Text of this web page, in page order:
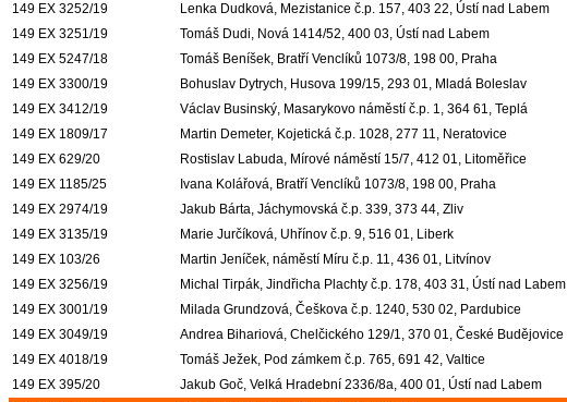
149 EX 3252/19
Lenka Dudková, Mezistanice č.p. 157, 403 22, Ústí nad Labem
149 EX 3251/19
Tomáš Dudi, Nová 1414/52, 400 03, Ústí nad Labem
149 EX 5247/18
Tomáš Beníšek, Bratří Venclíků 1073/8, 198 00, Praha
149 EX 3300/19
Bohuslav Dytrych, Husova 199/15, 293 01, Mladá Boleslav
149 EX 3412/19
Václav Businský, Masarykovo náměstí č.p. 1, 364 61, Teplá
149 EX 1809/17
Martin Demeter, Kojetická č.p. 1028, 277 11, Neratovice
149 EX 629/20
Rostislav Labuda, Mírové náměstí 15/7, 412 01, Litoměřice
149 EX 1185/25
Ivana Kolářová, Bratří Venclíků 1073/8, 198 00, Praha
149 EX 2974/19
Jakub Bárta, Jáchymovská č.p. 339, 373 44, Zliv
149 EX 3135/19
Marie Jurčíková, Uhřínov č.p. 9, 516 01, Liberk
149 EX 103/26
Martin Jeníček, náměstí Míru č.p. 11, 436 01, Litvínov
149 EX 3256/19
Michal Tirpák, Jindřicha Plachty č.p. 178, 403 31, Ústí nad Labem
149 EX 3001/19
Milada Grundzová, Češkova č.p. 1240, 530 02, Pardubice
149 EX 3049/19
Andrea Bihariová, Chelčického 129/1, 370 01, České Budějovice
149 EX 4018/19
Tomáš Ježek, Pod zámkem č.p. 765, 691 42, Valtice
149 EX 395/20
Jakub Goč, Velká Hradební 2336/8a, 400 01, Ústí nad Labem